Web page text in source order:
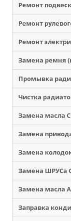
Ремонт
Ремонт
Ремонт
Замена ремня
Промывка
Чистка
Замена масла
Замена
Замена
Замена ШРУСа
Замена масла
Заправка